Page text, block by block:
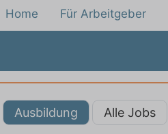
Home Für Arbeitgeber
Ausbildung Alle Jobs